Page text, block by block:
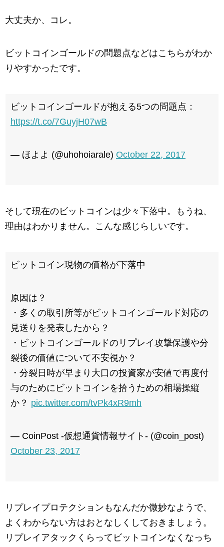
大丈夫か、コレ。
ビットコインゴールドの問題点などはこちらがわか
りやすかったです。
ビットコインゴールドが抱える5つの問題点：
https://t.co/7GuyjH07wB
— ほよよ (@uhohoiarale) October 22, 2017
そして現在のビットコインは少々下落中。もうね、
理由はわかりません。こんな感じらしいです。
ビットコイン現物の価格が下落中
原因は？
・多くの取引所等がビットコインゴールド対応の
見送りを発表したから？
・ビットコインゴールドのリプレイ攻撃保護や分
裂後の価値について不安視か？
・分裂日時が早まり大口の投資家が安値で再度付
与のためにビットコインを拾うための相場操縦
か？ pic.twitter.com/tvPk4xR9mh
— CoinPost -仮想通貨情報サイト- (@coin_post)
October 23, 2017
リプレイプロテクションもなんだか微妙なようで、
よくわからない方はおとなしくしておきましょう。
リプレイアタックくらってビットコインなくなっち